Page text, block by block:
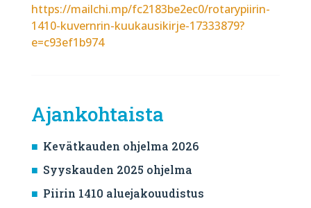
https://mailchi.mp/fc2183be2ec0/rotarypiirin-
1410-kuvernrin-kuukausikirje-17333879?
e=c93ef1b974
Ajankohtaista
Kevätkauden ohjelma 2026
Syyskauden 2025 ohjelma
Piirin 1410 aluejakouudistus